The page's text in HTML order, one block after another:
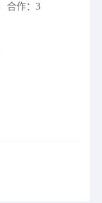
合作： 3